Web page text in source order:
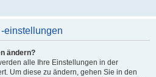
einstellungen
ändern?
alle Ihre Einstellungen in der
Um diese zu ändern, gehen Sie in den